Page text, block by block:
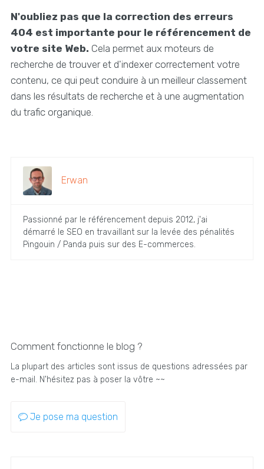
N'oubliez pas que la correction des erreurs
404 est importante pour le référencement de
votre site Web. Cela permet aux moteurs de
recherche de trouver et d'indexer correctement votre
contenu, ce qui peut conduire à un meilleur classement
dans les résultats de recherche et à une augmentation
du trafic organique.
Erwan
Passionné par le référencement depuis 2012, j'ai
démarré le SEO en travaillant sur la levée des pénalités
Pingouin / Panda puis sur des E-commerces.
Comment fonctionne le blog ?
La plupart des articles sont issus de questions adressées par
e-mail. N'hésitez pas à poser la vôtre ~~
Je pose ma question